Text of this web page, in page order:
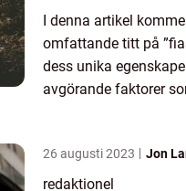
I denna artikel
omfattande titt på
dess unika
avgörande faktorer
26 augusti 2023 Jon
redaktionel